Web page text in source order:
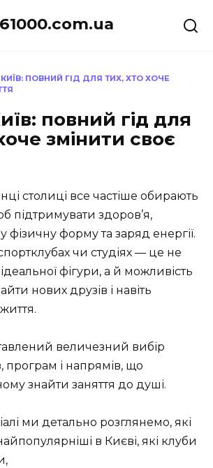
61000.com.ua
ПОВНИЙ ГІД ДЛЯ ТИХ, ХТО ХОЧЕ
повний гід для
змінити своє
столиці все частіше обирають
підтримувати здоров’я,
фізичну форму та заряд енергії.
чи студіях — це не
фігури, а й можливість
нових друзів і навіть
величезний вибір
програм і напрямів, що
знайти заняття до душі.
ми детально розглянемо, які
в Києві, які клуби